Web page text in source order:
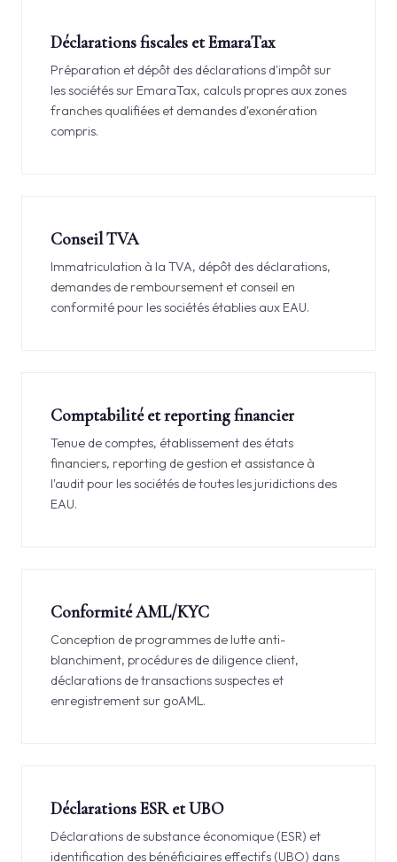
Déclarations fiscales et EmaraTax
Préparation et dépôt des déclarations d'impôt sur
les sociétés sur EmaraTax, calculs propres aux zones
franches qualifiées et demandes d'exonération
compris.
Conseil TVA
Immatriculation à la TVA, dépôt des déclarations,
demandes de remboursement et conseil en
conformité pour les sociétés établies aux EAU.
Comptabilité et reporting financier
Tenue de comptes, établissement des états
financiers, reporting de gestion et assistance à
l'audit pour les sociétés de toutes les juridictions des
EAU.
Conformité AML/KYC
Conception de programmes de lutte anti-
blanchiment, procédures de diligence client,
déclarations de transactions suspectes et
enregistrement sur goAML.
Déclarations ESR et UBO
Déclarations de substance économique (ESR) et
identification des bénéficiaires effectifs (UBO) dans